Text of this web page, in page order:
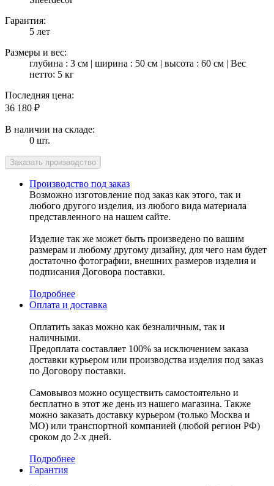
Гарантия:
5 лет
Размеры и вес:
глубина : 3 см | ширина : 50 см | высота : 60 см | Вес
нетто: 5 кг
Последняя цена:
36 180 ₽
В наличии на складе:
0 шт.
Производство под заказ
Возможно изготовление под заказ как этого, так и
любого другого изделия, из любого вида материала
представленного на нашем сайте.
Изделие так же может быть произведено по вашим
размерам и любому другому дизайну, для чего нам будет
достаточно фотографии, внешних размеров изделия и
подписания Договора поставки.
Подробнее
Оплата и доставка
Оплатить заказ можно как безналичным, так и
наличными.
Предоплата составляет 100% за исключением заказа
доставки курьером или производства изделия под заказ
по Договору поставки.
Самовывоз можно осуществить самостоятельно и
бесплатно в этот же день из нашего магазина. Также
можно заказать доставку курьером (только Москва и
МО) или транспортной компанией (любой регион РФ)
сроком до 2-х дней.
Подробнее
Гарантия